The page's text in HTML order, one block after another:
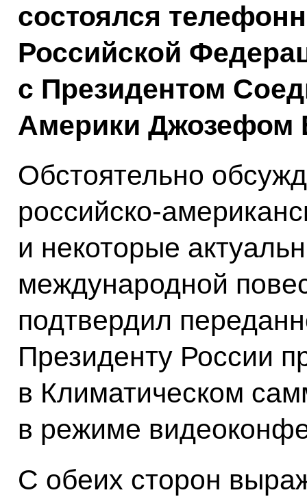
состоялся
Российской
с Президентом
Америки Джозефом
Обстоятельно
российско-
и некоторые
международной
подтвердил
Президенту России
в Климатическом
в режиме
С обеих сторон